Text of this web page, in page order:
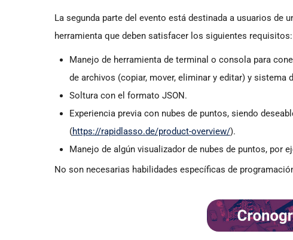
La segunda parte del evento está destinada a usuarios
herramienta que deben satisfacer los siguientes requisitos:
Manejo de herramienta de terminal o consola para
de archivos (copiar, mover, eliminar y editar) y sistema
Soltura con el formato JSON.
Experiencia previa con nubes de puntos, siendo
(https://rapidlasso.de/product-overview/).
Manejo de algún visualizador de nubes de puntos, por
No son necesarias habilidades específicas de